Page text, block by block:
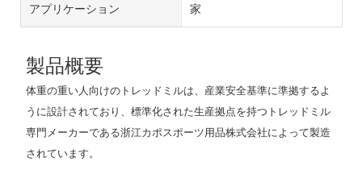
アプリケーション 家
製品概要
体重の重い人向けのトレッドミルは、産業安全基準に準拠するよ
うに設計されており、標準化された生産拠点を持つトレッドミル
専門メーカーである浙江カポスポーツ用品株式会社によって製造
されています。